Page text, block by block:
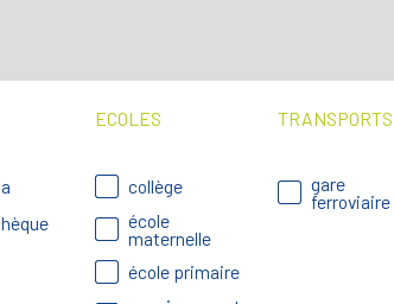
ECOLES
collège
école
maternelle
école primaire
TRANSPORTS
gare
ferroviaire